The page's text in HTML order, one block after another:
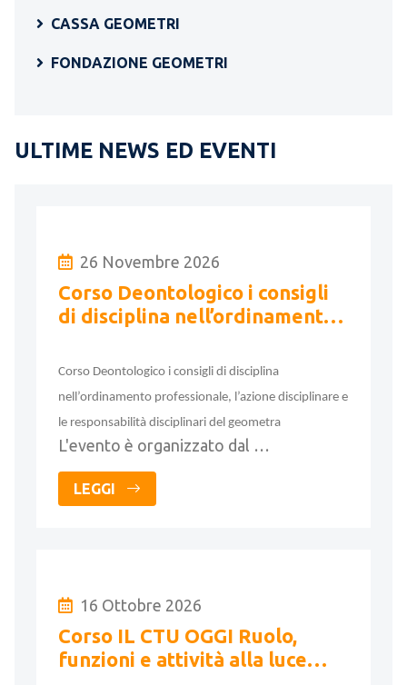
CASSA GEOMETRI
FONDAZIONE GEOMETRI
ULTIME NEWS ED EVENTI
26 Novembre 2026
Corso Deontologico i consigli
di disciplina nell’ordinamento
disciplinare ..
Corso Deontologico i consigli di disciplina
nell’ordinamento professionale, l’azione disciplinare e
le responsabilità disciplinari del geometra
L'evento è organizzato dal …
LEGGI
16 Ottobre 2026
Corso IL CTU OGGI Ruolo,
funzioni e attività alla luce